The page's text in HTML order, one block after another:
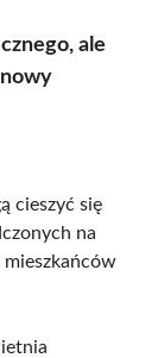
ale
cieszyć się
na
mieszkańców